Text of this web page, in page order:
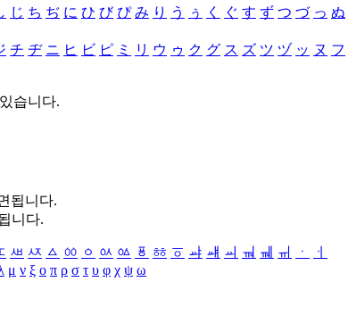
じ ち ぢ に ひ び ぴ み り う ぅ く ぐ す ず つ づ っ ぬ
チ ヂ ニ ヒ ビ ピ ミ リ ウ ゥ ク グ ス ズ ツ ヅ ッ ヌ フ
습니다.
됩니다.
니다.
ㅽ ㅾ ㅿ ㆀ ㆁ ㆂ ㆃ ㆄ ㆅ ㆆ ㆇ ㆈ ㆉ ㆊ ㆋ ㆌ ㆍ
ㆎ
μ ν ξ ο π ρ σ τ υ φ χ ψ ω